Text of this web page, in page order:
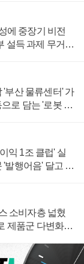
에 중장기 비전
설득 과제 무거워
'부산 물류센터' 가
로 담는 '로봇 40
익 1조 클럽' 실
'발행어음' 달고 연
소비자층 넓혔
제품군 다변화